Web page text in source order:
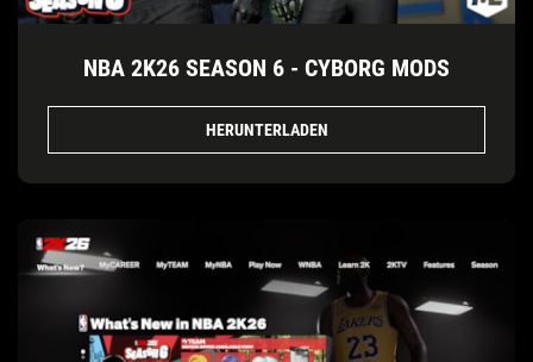
NBA 2K26 SEASON 6 - CYBORG MODS
HERUNTERLADEN